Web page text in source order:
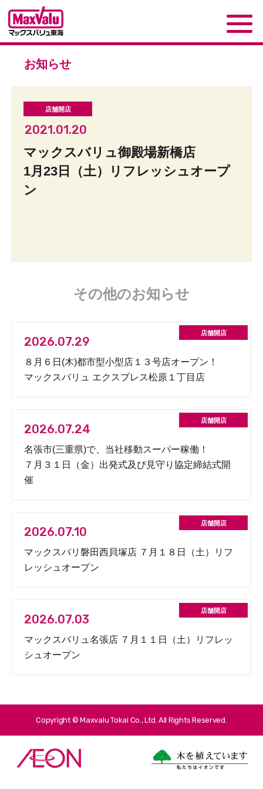
お知らせ
2021.01.20
マックスバリュ御殿場新橋店
1月23日（土）リフレッシュオープ
ン
その他のお知らせ
2026.07.29
８月６日(木)都市型小型店１３号店オープン！
マックスバリュ エクスプレス松原１丁目店
2026.07.24
名張市(三重県)で、当社移動スーパー稼働！
７月３１日（金）出発式及び見守り協定締結式開
催
2026.07.10
マックスバリ磐田西貝塚店 ７月１８日（土）リフ
レッシュオープン
2026.07.03
マックスバリュ名張店 ７月１１日（土）リフレッ
シュオープン
Copyright © Maxvalu Tokai Co., Ltd. All Rights Reserved.